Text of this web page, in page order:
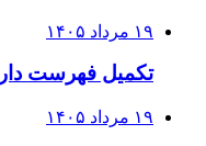
۱۹ مرداد ۱۴۰۵
تکمیل فهرست
۱۹ مرداد ۱۴۰۵